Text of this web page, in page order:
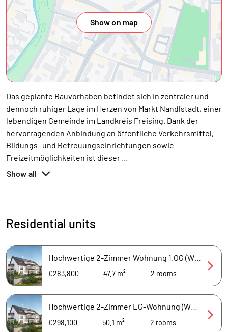
Show on map
Das geplante Bauvorhaben befindet sich in zentraler und
dennoch ruhiger Lage im Herzen von Markt Nandlstadt, einer
lebendigen Gemeinde im Landkreis Freising. Dank der
hervorragenden Anbindung an öffentliche Verkehrsmittel,
Bildungs- und Betreuungseinrichtungen sowie
Freizeitmöglichkeiten ist dieser
Show all
Residential units
€283,800
47.7 m² 2 rooms
€298,100
50.1 m² 2 rooms